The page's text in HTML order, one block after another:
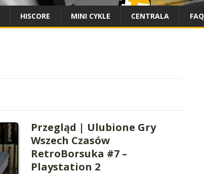
HISCORE MINI CYKLE CENTRALA FAQ
Przegląd | Ulubione Gry
Wszech Czasów
RetroBorsuka #7 –
Playstation 2